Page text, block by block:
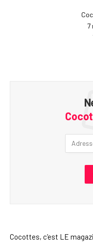
7
Cocottes, c’est LE